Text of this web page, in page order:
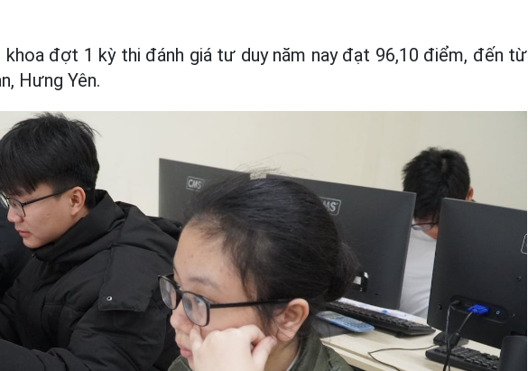
đợt 1 kỳ thi đánh giá tư duy năm nay đạt 96,10 điểm, đến từ
Hưng Yên.